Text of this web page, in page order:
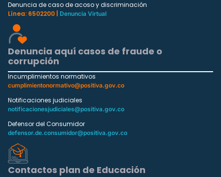
Denuncia de caso de acoso y discriminación
Línea: 6502200 |
Denuncia Virtual
Denuncia aquí casos de fraude o
corrupción
Incumplimientos normativos
cumplimientonormativo@positiva.gov.co
Notificaciones judiciales
notificacionesjudiciales@positiva.gov.co
Defensor del Consumidor
defensor.de.consumidor@positiva.gov.co
Contactos plan de Educación